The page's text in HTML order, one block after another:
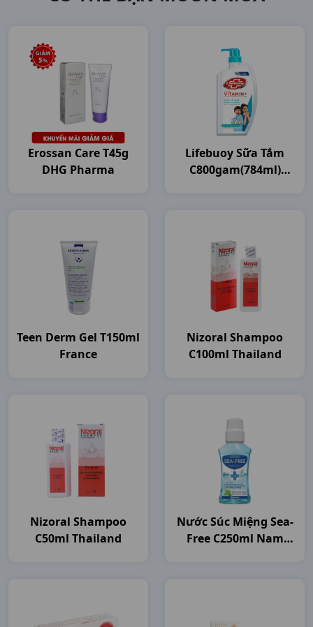
Erossan Care T45g
DHG Pharma
Lifebuoy Sữa Tắm
C800gam(784ml)
Teen Derm Gel T150ml
France
Nizoral Shampoo
C100ml Thailand
Nizoral Shampoo
C50ml Thailand
Nước Súc Miệng Sea-
Free C250ml Nam